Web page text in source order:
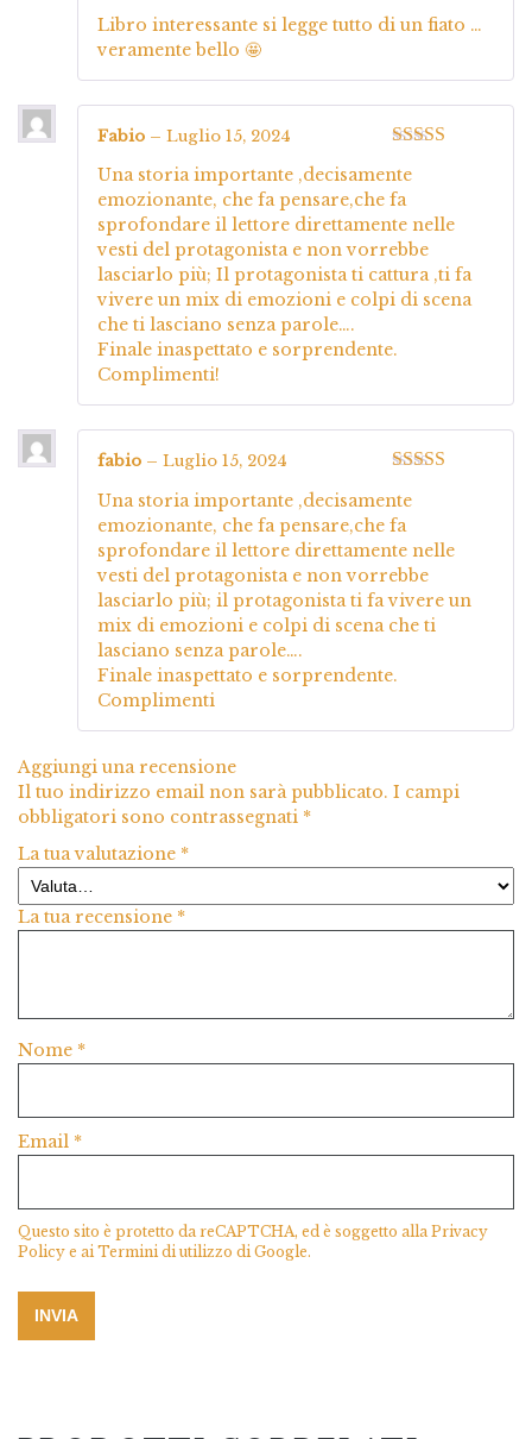
Valutato
5
Libro interessante si legge tutto di un fiato …
veramente bello 🤩
Fabio – Luglio 15, 2024
Una storia importante ,decisamente
emozionante, che fa pensare,che fa
sprofondare il lettore direttamente nelle
vesti del protagonista e non vorrebbe
lasciarlo più; Il protagonista ti cattura ,ti fa
vivere un mix di emozioni e colpi di scena
che ti lasciano senza parole….
Finale inaspettato e sorprendente.
Complimenti!
fabio – Luglio 15, 2024
Una storia importante ,decisamente
emozionante, che fa pensare,che fa
sprofondare il lettore direttamente nelle
vesti del protagonista e non vorrebbe
lasciarlo più; il protagonista ti fa vivere un
mix di emozioni e colpi di scena che ti
lasciano senza parole….
Finale inaspettato e sorprendente.
Complimenti
Aggiungi una recensione
Il tuo indirizzo email non sarà pubblicato. I campi
obbligatori sono contrassegnati *
La tua valutazione *
La tua recensione *
Nome *
Email *
Questo sito è protetto da reCAPTCHA, ed è soggetto alla Privacy
Policy e ai Termini di utilizzo di Google.